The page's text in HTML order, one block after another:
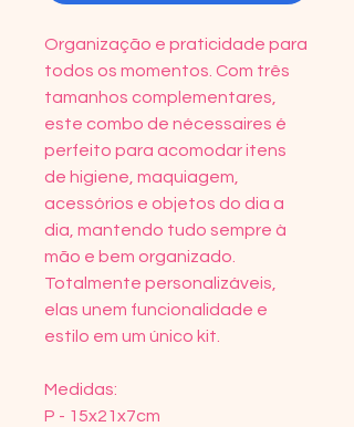
Organização e praticidade para
todos os momentos. Com três
tamanhos complementares,
este combo de nécessaires é
perfeito para acomodar itens
de higiene, maquiagem,
acessórios e objetos do dia a
dia, mantendo tudo sempre à
mão e bem organizado.
Totalmente personalizáveis,
elas unem funcionalidade e
estilo em um único kit.
Medidas:
P - 15x21x7cm